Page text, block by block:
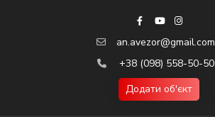
an.avezor@gmail.com
+38 (098) 558-50-50
Додати об'єкт